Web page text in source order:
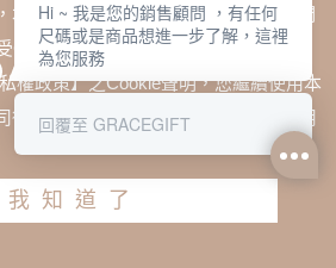
芥末熊蝴蝶結印花情侶短袖T恤 藍
本網站會在您的電腦中放置並取用我們
Cookie時應如何變更電腦的Cookie設
權政策】之Cookie聲明，您繼續使用本
得按本網站使用條款之Cookie聲明使用
我知道了
Hi ~ 我是您的銷售顧問 ，有任何
尺碼或是商品想進一步了解，這裡
為您服務
回覆至 GRACEGIFT